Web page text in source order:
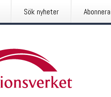
Sök nyheter Abonnera